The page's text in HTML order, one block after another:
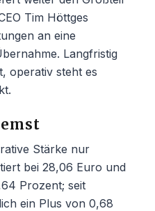
Tim Höttges
an eine
Langfristig
operativ steht es
Stärke nur
bei 28,06 Euro und
Prozent; seit
ein Plus von 0,68